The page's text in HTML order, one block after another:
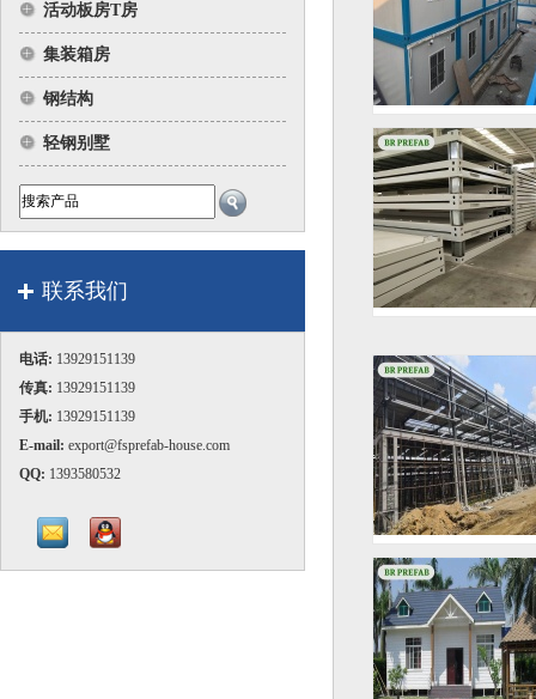
活动板房T房
集装箱房
钢结构
轻钢别墅
联系我们
电话: 13929151139
传真: 13929151139
手机: 13929151139
E-mail: export@fsprefab-house.com
QQ: 1393580532